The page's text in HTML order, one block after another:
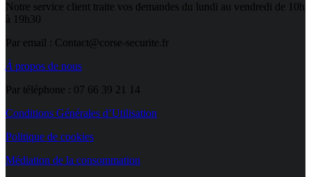
Notre service client traite vos demandes du lundi au vendredi de 10h
à 19h30
Par email : Contact@corse-securite.fr
À propos de nous
Par téléphone : 07 66 39 21 14
Conditions Générales d’Utilisation
Politique de cookies
Médiation de la consommation